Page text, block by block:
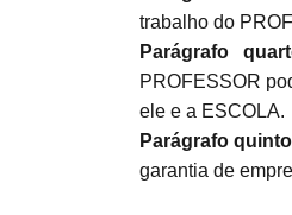
trabalho do
Parágrafo
PROFESSOR
ele e a ESCOLA.
Parágrafo quinto
garantia de